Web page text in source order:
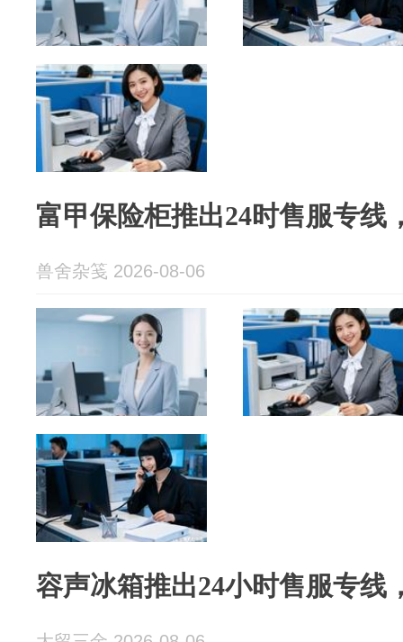
富甲保险柜推出24时售服专线
兽舍杂笺 2026-08-06
容声冰箱推出24小时售服专线